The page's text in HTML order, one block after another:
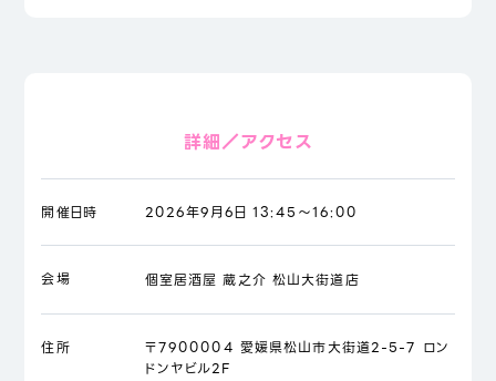
詳細／アクセス
開催日時 2026年9月6日 13:45～16:00
会場 個室居酒屋 蔵之介 松山大街道店
住所
〒7900004 愛媛県松山市大街道2-5-7 ロン
ドンヤビル2F